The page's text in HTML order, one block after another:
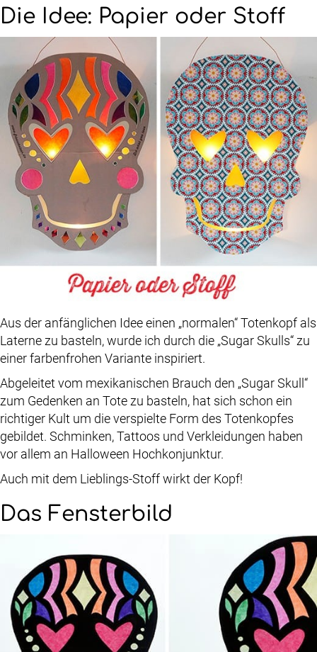
Die Idee: Papier oder Stoff
Aus der anfänglichen Idee einen „normalen“ Totenkopf als
Laterne zu basteln, wurde ich durch die „Sugar Skulls“ zu
einer farbenfrohen Variante inspiriert.
Abgeleitet vom mexikanischen Brauch den „Sugar Skull“
zum Gedenken an Tote zu basteln, hat sich schon ein
richtiger Kult um die verspielte Form des Totenkopfes
gebildet. Schminken, Tattoos und Verkleidungen haben
vor allem an Halloween Hochkonjunktur.
Auch mit dem Lieblings-Stoff wirkt der Kopf!
Das Fensterbild